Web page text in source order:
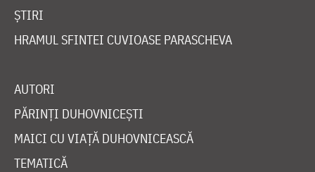
ȘTIRI
HRAMUL SFINTEI CUVIOASE PARASCHEVA
AUTORI
PĂRINȚI DUHOVNICEȘTI
MAICI CU VIAȚĂ DUHOVNICEASCĂ
TEMATICĂ